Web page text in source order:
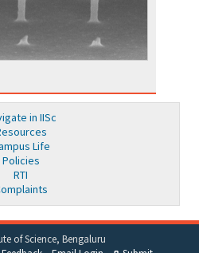
in IISc
Life
Policies
RTI
of Science, Bengaluru